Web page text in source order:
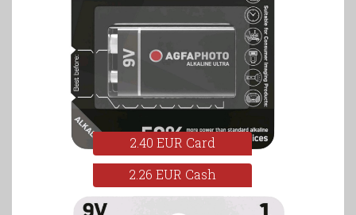
2.40 EUR Card
2.26 EUR Cash